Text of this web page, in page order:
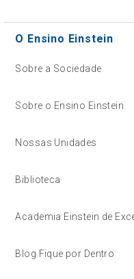
O Ensino Einstein
Sobre a Sociedade
Sobre o Ensino Einstein
Nossas Unidades
Biblioteca
Academia Einstein de
Blog Fique por Dentro